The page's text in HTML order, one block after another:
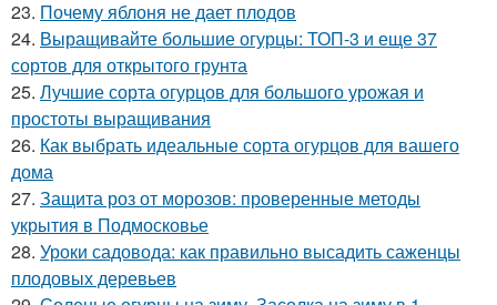
23. Почему яблоня не дает плодов
24. Выращивайте большие огурцы: ТОП-3 и еще 37
сортов для открытого грунта
25. Лучшие сорта огурцов для большого урожая и
простоты выращивания
26. Как выбрать идеальные сорта огурцов для вашего
дома
27. Защита роз от морозов: проверенные методы
укрытия в Подмосковье
28. Уроки садовода: как правильно высадить саженцы
плодовых деревьев